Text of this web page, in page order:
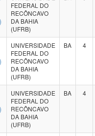
Inovações e Comunicações
Regional
e dos Direitos Humanos
FEDERAL DO
RECÔNCAVO
DA BAHIA
(UFRB)
UNIVERSIDADE
FEDERAL DO
RECÔNCAVO
DA BAHIA
(UFRB)
BA 4
UNIVERSIDADE
FEDERAL DO
RECÔNCAVO
DA BAHIA
(UFRB)
BA 4